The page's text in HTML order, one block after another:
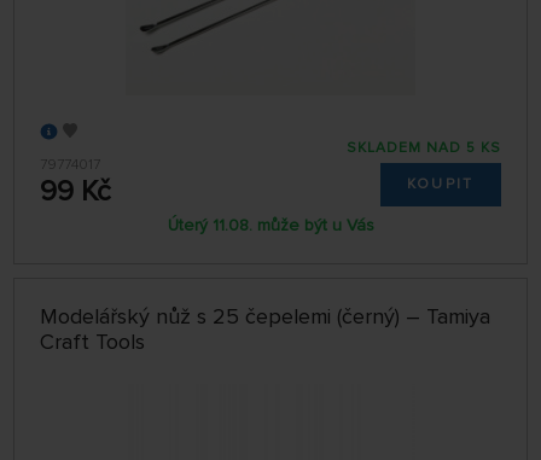
79774017
99 Kč
SKLADEM NAD 5 KS
KOUPIT
Úterý 11.08. může být u Vás
Modelářský nůž s 25 čepelemi (černý) – Tamiya
Craft Tools